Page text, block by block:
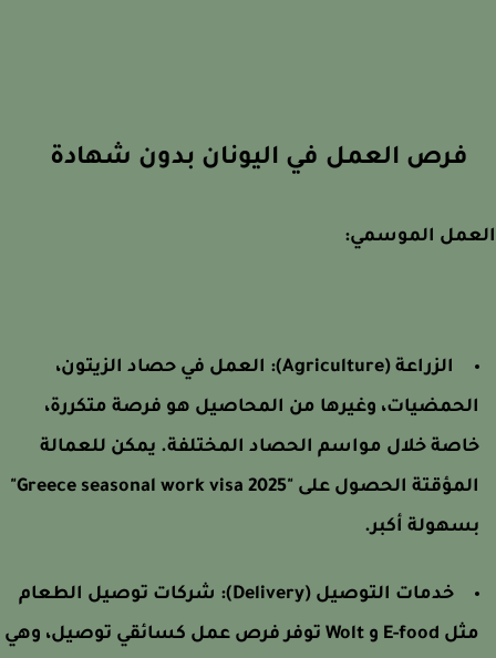
فرص العمل في اليونان بدون شهادة
الموسمي:
الزراعة (Agriculture): العمل في حصاد الزيتون،
وغيرها من المحاصيل هو فرصة متكررة،
خلال مواسم الحصاد المختلفة. يمكن للعمالة
المؤقتة الحصول على "Greece seasonal work visa 2025"
أكبر.
خدمات التوصيل (Delivery): شركات توصيل الطعام
مثل E-food و Wolt توفر فرص عمل كسائقي توصيل، وهي